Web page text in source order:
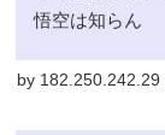
悟空は知らん
by 182.250.242.29